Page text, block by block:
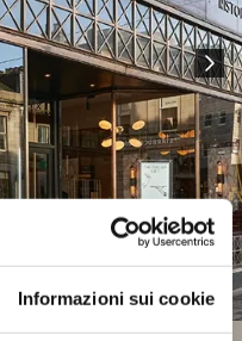
Informazioni sui cookie